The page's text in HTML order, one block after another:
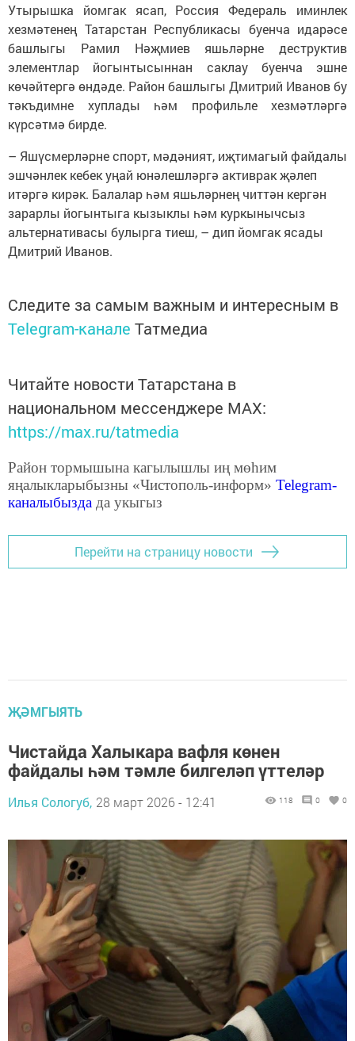
Утырышка йомгак ясап, Россия Федераль иминлек
хезмәтенең Татарстан Республикасы буенча идарәсе
башлыгы Рамил Нәҗмиев яшьләрне деструктив
элементлар йогынтысыннан саклау буенча эшне
көчәйтергә өндәде. Район башлыгы Дмитрий Иванов бу
тәкъдимне хуплады һәм профильле хезмәтләргә
күрсәтмә бирде.
– Яшүсмерләрне спорт, мәдәният, иҗтимагый файдалы
эшчәнлек кебек уңай юнәлешләргә активрак җәлеп
итәргә кирәк. Балалар һәм яшьләрнең читтән кергән
зарарлы йогынтыга кызыклы һәм куркынычсыз
альтернативасы булырга тиеш, – дип йомгак ясады
Дмитрий Иванов.
Следите за самым важным и интересным в
Telegram-канале Татмедиа
Читайте новости Татарстана в
национальном мессенджере MАХ:
https://max.ru/tatmedia
Район тормышына кагылышлы иң мөһим
яңалыкларыбызны «Чистополь-информ» Telegram-
каналыбызда да укыгыз
Перейти на страницу новости
ҖӘМГЫЯТЬ
Чистайда Халыкара вафля көнен
файдалы һәм тәмле билгеләп үттеләр
Илья Сологуб, 28 март 2026 - 12:41 118 0 0